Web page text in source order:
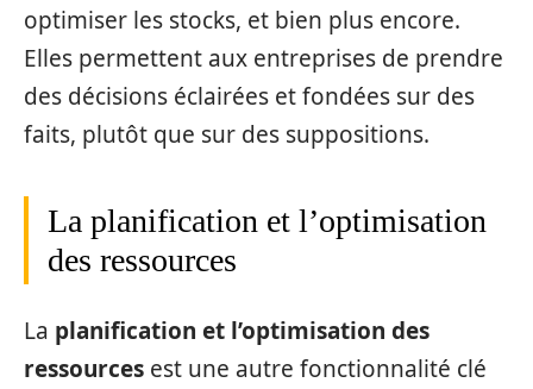
optimiser les stocks, et bien plus encore.
Elles permettent aux entreprises de prendre
des décisions éclairées et fondées sur des
faits, plutôt que sur des suppositions.
La planification et l’optimisation
des ressources
La planification et l’optimisation des
ressources est une autre fonctionnalité clé